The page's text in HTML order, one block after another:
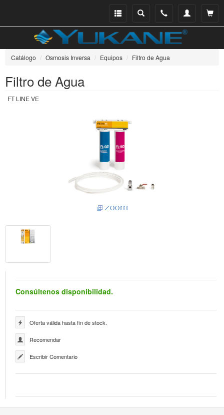
Ver
Mi
Teléfono
Buscar
Menu
Catálogo Osmosis Inversa Equipos Filtro de Agua
Filtro de Agua
FT LINE VE
Consúltenos disponibilidad.
Oferta válida hasta fin de stock.
Recomendar
Escribir Comentario